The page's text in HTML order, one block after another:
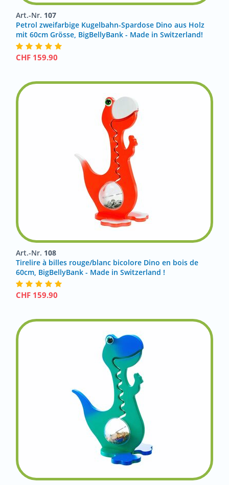
Art.-Nr. 107
Petrol zweifarbige Kugelbahn-Spardose Dino aus Holz
mit 60cm Grösse, BigBellyBank - Made in Switzerland!
CHF 159.90
Art.-Nr. 108
Tirelire à billes rouge/blanc bicolore Dino en bois de
60cm, BigBellyBank - Made in Switzerland !
CHF 159.90